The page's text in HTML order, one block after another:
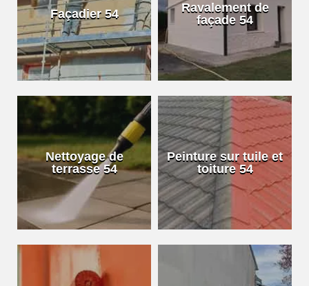
Façadier 54
Ravalement de
façade 54
Nettoyage de
terrasse 54
Peinture sur tuile et
toiture 54